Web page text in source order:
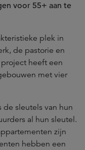
voor 55+ aan te
plek in
de pastorie en
heeft een
met vier
sleutels van hun
al hun sleutel.
zijn
hebben een